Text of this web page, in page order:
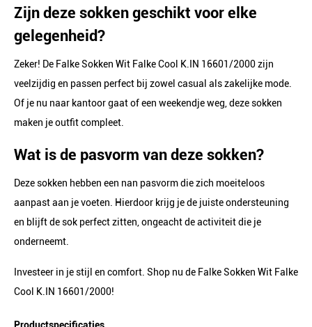
Zijn deze sokken geschikt voor elke
gelegenheid?
Zeker! De Falke Sokken Wit Falke Cool K.IN 16601/2000 zijn
veelzijdig en passen perfect bij zowel casual als zakelijke mode.
Of je nu naar kantoor gaat of een weekendje weg, deze sokken
maken je outfit compleet.
Wat is de pasvorm van deze sokken?
Deze sokken hebben een nan pasvorm die zich moeiteloos
aanpast aan je voeten. Hierdoor krijg je de juiste ondersteuning
en blijft de sok perfect zitten, ongeacht de activiteit die je
onderneemt.
Investeer in je stijl en comfort. Shop nu de Falke Sokken Wit Falke
Cool K.IN 16601/2000!